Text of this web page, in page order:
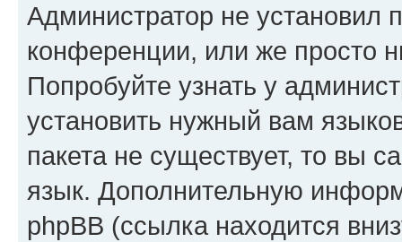
Администратор не установил
конференции, или же просто
Попробуйте узнать у
установить нужный вам
пакета не существует, то вы
язык. Дополнительную
phpBB (ссылка находится